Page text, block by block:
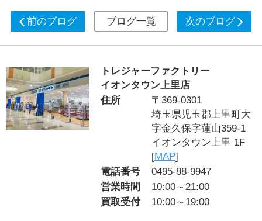
前のブログ ブログ一覧 次のブログ
トレジャーファクトリー
イオンタウン上里店
住所
〒369-0301
埼玉県児玉郡上里町大
字金久保字蓮山359-1
イオンタウン上里 1F
[MAP]
電話番号
0495-88-9947
営業時間
10:00～21:00
買取受付
10:00～19:00